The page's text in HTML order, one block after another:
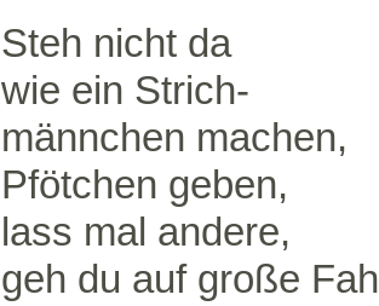
Steh nicht da
wie ein Strich-
männchen machen,
Pfötchen geben,
lass mal andere,
geh du auf große